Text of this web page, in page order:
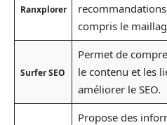
Ranxplorer
compris le
Surfer SEO
Permet de
le contenu et les
améliorer le SEO.
Propose des